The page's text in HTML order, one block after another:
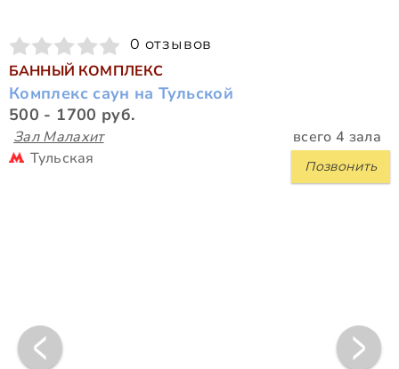
0 отзывов
БАННЫЙ КОМПЛЕКС
Комплекс саун на Тульской
500 - 1700 руб.
Зал Малахит всего 4 зала
Позвонить
Тульская